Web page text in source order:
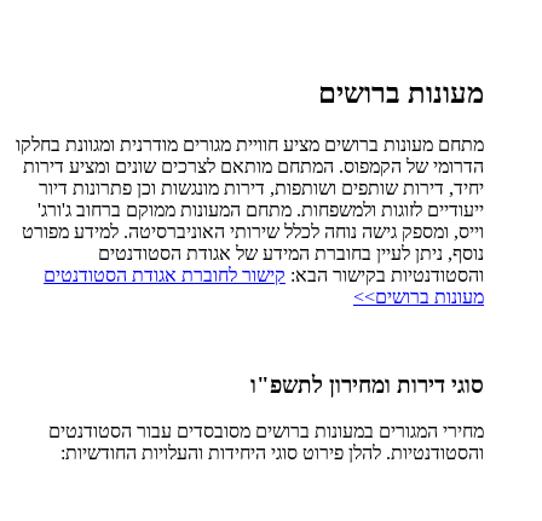
מעונות ברושים
מתחם מעונות ברושים מציע חוויית מגורים מודרנית ומגוונת בחלקו
הדרומי של הקמפוס. המתחם מותאם לצרכים שונים ומציע דירות
יחיד, דירות שותפים ושותפות, דירות מונגשות וכן פתרונות דיור
ייעודיים לזוגות ולמשפחות. מתחם המעונות ממוקם ברחוב ג'ורג'
וייס, ומספק גישה נוחה לכלל שירותי האוניברסיטה. למידע מפורט
נוסף, ניתן לעיין בחוברת המידע של אגודת הסטודנטים
והסטודנטיות בקישור הבא: קישור לחוברת אגודת הסטודנטים
מעונות ברושים>>
סוגי דירות ומחירון לתשפ"ו
מחירי המגורים במעונות ברושים מסובסדים עבור הסטודנטים
והסטודנטיות. להלן פירוט סוגי היחידות והעלויות החודשיות: